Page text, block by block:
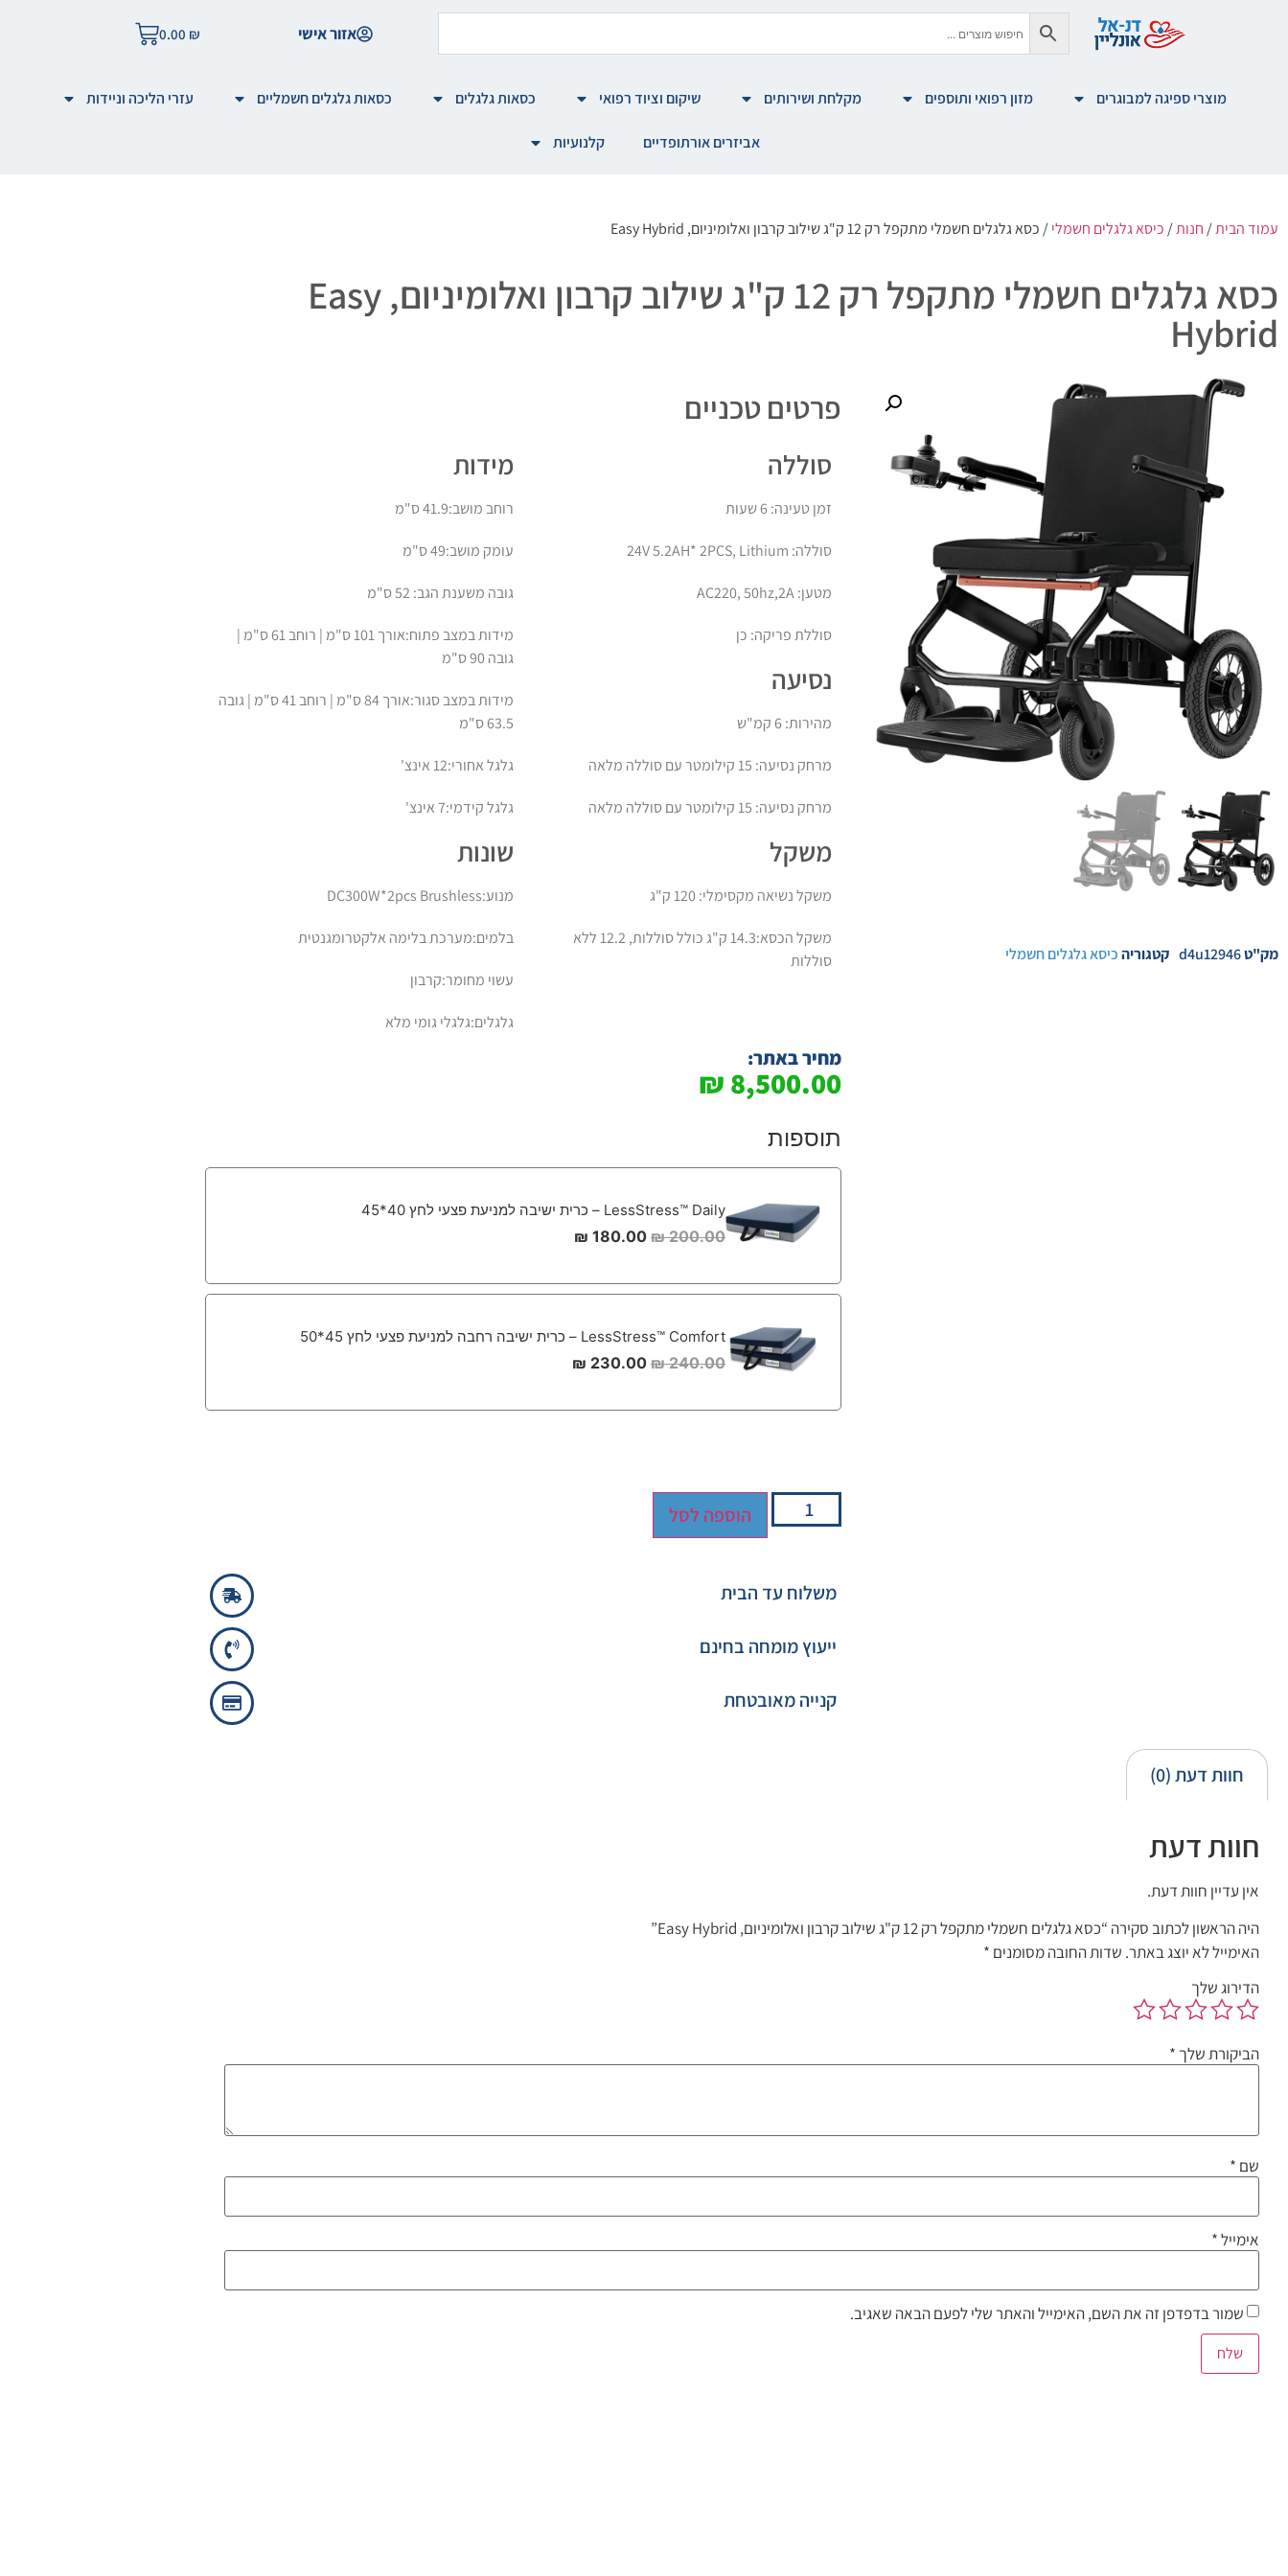
אזור אישי 0.00 ₪
מוצרי ספיגה למבוגרים מזון רפואי ותוספים מקלחת ושירותים שיקום וציוד רפואי כסאות גלגלים כסאות גלגלים חשמליים עזרי הליכה וניידות
אביזרים אורתופדיים קלנועיות
עמוד הבית/ חנות/ כיסא גלגלים חשמלי/ כסא גלגלים חשמלי מתקפל רק 12 ק"ג שילוב קרבון ואלומיניום, Easy Hybrid
כסא גלגלים חשמלי מתקפל רק 12 ק"ג שילוב קרבון ואלומיניום, Easy
Hybrid
מק"טd4u12946 קטגוריהכיסא גלגלים חשמלי
פרטים טכניים
סוללה
זמן טעינה: 6 שעות
סוללה: 24V 5.2AH* 2PCS, Lithium
מטען: AC220, 50hz,2A
סוללת פריקה: כן
נסיעה
מהירות: 6 קמ"ש
מרחק נסיעה: 15 קילומטר עם סוללה מלאה
מרחק נסיעה: 15 קילומטר עם סוללה מלאה
משקל
משקל נשיאה מקסימלי: 120 ק"ג
משקל הכסא:14.3 ק"ג כולל סוללות, 12.2 ללא
סוללות
מידות
רוחב מושב:41.9 ס"מ
עומק מושב:49 ס"מ
גובה משענת הגב: 52 ס"מ
מידות במצב פתוח:אורך 101 ס"מ | רוחב 61 ס"מ |
גובה 90 ס"מ
מידות במצב סגור:אורך 84 ס"מ | רוחב 41 ס"מ | גובה
63.5 ס"מ
גלגל אחורי:12 אינצ'
גלגל קידמי:7 אינצ'
שונות
מנוע:DC300W*2pcs Brushless
בלמים:מערכת בלימה אלקטרומגנטית
עשוי מחומר:קרבון
גלגלים:גלגלי גומי מלא
מחיר באתר:
8,500.00
₪
תוספות
LessStress™ Daily – כרית ישיבה למניעת פצעי לחץ 40*45
200.00
₪
180.00
₪
LessStress™ Comfort – כרית ישיבה רחבה למניעת פצעי לחץ 45*50
240.00
₪
230.00
₪
הוספה לסל
משלוח עד הבית
ייעוץ מומחה בחינם
קנייה מאובטחת
חוות דעת (0)
חוות דעת
אין עדיין חוות דעת.
היה הראשון לכתוב סקירה “כסא גלגלים חשמלי מתקפל רק 12 ק"ג שילוב קרבון ואלומיניום, Easy Hybrid”
האימייל לא יוצג באתר. שדות החובה מסומנים *
הדירוג שלך
הביקורת שלך *
שם *
אימייל*
שמור בדפדפן זה את השם, האימייל והאתר שלי לפעם הבאה שאגיב.